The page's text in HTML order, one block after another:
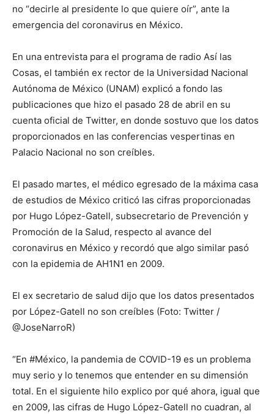
no “decirle al presidente lo que quiere oír”, ante la
emergencia del coronavirus en México.
En una entrevista para el programa de radio Así las
Cosas, el también ex rector de la Universidad Nacional
Autónoma de México (UNAM) explicó a fondo las
publicaciones que hizo el pasado 28 de abril en su
cuenta oficial de Twitter, en donde sostuvo que los datos
proporcionados en las conferencias vespertinas en
Palacio Nacional no son creíbles.
El pasado martes, el médico egresado de la máxima casa
de estudios de México criticó las cifras proporcionadas
por Hugo López-Gatell, subsecretario de Prevención y
Promoción de la Salud, respecto al avance del
coronavirus en México y recordó que algo similar pasó
con la epidemia de AH1N1 en 2009.
El ex secretario de salud dijo que los datos presentados
por López-Gatell no son creíbles (Foto: Twitter /
@JoseNarroR)
“En #México, la pandemia de COVID-19 es un problema
muy serio y lo tenemos que entender en su dimensión
total. En el siguiente hilo explico por qué ahora, igual que
en 2009, las cifras de Hugo López-Gatell no cuadran, al